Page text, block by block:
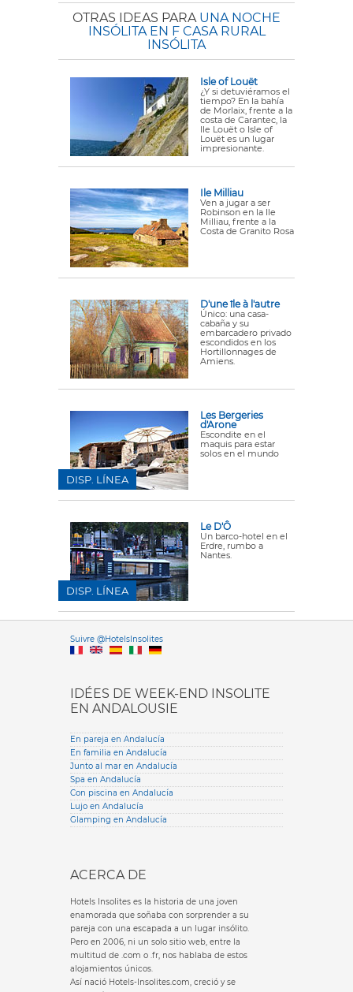
OTRAS IDEAS PARA UNA NOCHE
INSÓLITA EN F CASA RURAL
INSÓLITA
Isle of Louët
¿Y si detuviéramos el
tiempo? En la bahía
de Morlaix, frente a la
costa de Carantec, la
Ile Louët o Isle of
Louët es un lugar
impresionante.
Ile Milliau
Ven a jugar a ser
Robinson en la Ile
Milliau, frente a la
Costa de Granito Rosa
D'une île à l'autre
Único: una casa-
cabaña y su
embarcadero privado
escondidos en los
Hortillonnages de
Amiens.
Les Bergeries
d'Arone
Escondite en el
maquis para estar
solos en el mundo
DISP. LÍNEA
Le D'Ô
Un barco-hotel en el
Erdre, rumbo a
Nantes.
DISP. LÍNEA
Suivre @HotelsInsolitesVersione
IDÉES DE WEEK-END INSOLITE
EN ANDALOUSIE
En pareja en Andalucía
En familia en Andalucía
Junto al mar en Andalucía
Spa en Andalucía
Con piscina en Andalucía
Lujo en Andalucía
Glamping en Andalucía
ACERCA DE
Hotels Insolites es la historia de una joven
enamorada que soñaba con sorprender a su
pareja con una escapada a un lugar insólito.
Pero en 2006, ni un solo sitio web, entre la
multitud de .com o .fr, nos hablaba de estos
alojamientos únicos.
Así nació Hotels-Insolites.com, creció y se